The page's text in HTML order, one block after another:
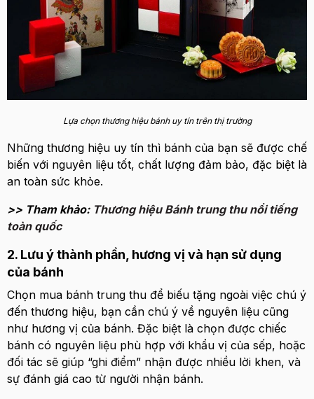
Lựa chọn thương hiệu bánh uy tín trên thị trường
Những thương hiệu uy tín thì bánh của bạn sẽ được chế
biến với nguyên liệu tốt, chất lượng đảm bảo, đặc biệt là
an toàn sức khỏe.
>> Tham khảo: Thương hiệu Bánh trung thu nổi tiếng
toàn quốc
2. Lưu ý thành phần, hương vị và hạn sử dụng
của bánh
Chọn mua bánh trung thu để biếu tặng ngoài việc chú ý
đến thương hiệu, bạn cần chú ý về nguyên liệu cũng
như hương vị của bánh. Đặc biệt là chọn được chiếc
bánh có nguyên liệu phù hợp với khẩu vị của sếp, hoặc
đối tác sẽ giúp “ghi điểm” nhận được nhiều lời khen, và
sự đánh giá cao từ người nhận bánh.